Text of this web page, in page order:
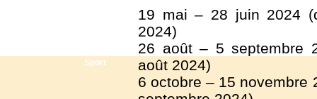
Sport
19 mai – 28 juin 2024
2024)
26 août – 5 septembre
août 2024)
6 octobre – 15 novembre